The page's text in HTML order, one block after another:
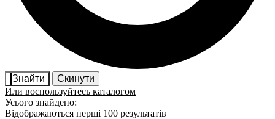
Знайти
Скинути
Или воспользуйтесь каталогом
Усього знайдено:
Відображаються перші 100 результатів